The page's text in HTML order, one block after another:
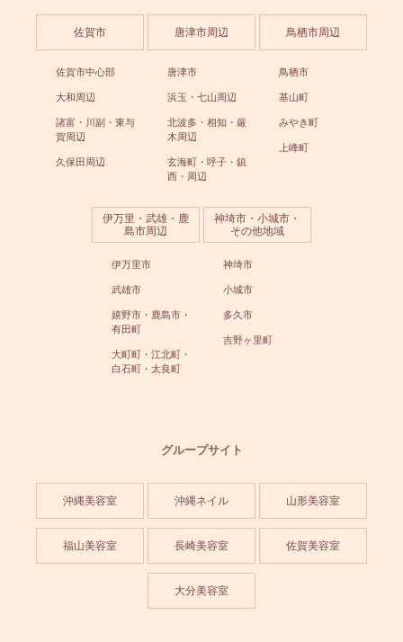
佐賀市
佐賀市中心部
大和周辺
諸富・川副・東与
賀周辺
久保田周辺
唐津市周辺
唐津市
浜玉・七山周辺
北波多・相知・厳
木周辺
玄海町・呼子・鎮
西・周辺
鳥栖市周辺
鳥栖市
基山町
みやき町
上峰町
伊万里・武雄・鹿
島市周辺
伊万里市
武雄市
嬉野市・鹿島市・
有田町
大町町・江北町・
白石町・太良町
神埼市・小城市・
その他地域
神埼市
小城市
多久市
吉野ヶ里町
グループサイト
沖縄美容室 沖縄ネイル 山形美容室
福山美容室 長崎美容室 佐賀美容室
大分美容室